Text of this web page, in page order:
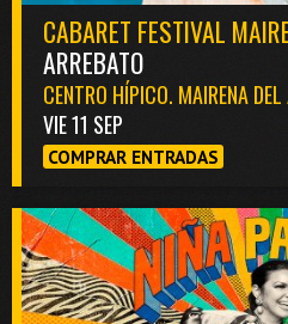
CABARET FESTIVAL
ARREBATO
CENTRO HÍPICO. MAIRENA DEL
VIE 11 SEP
COMPRAR ENTRADAS